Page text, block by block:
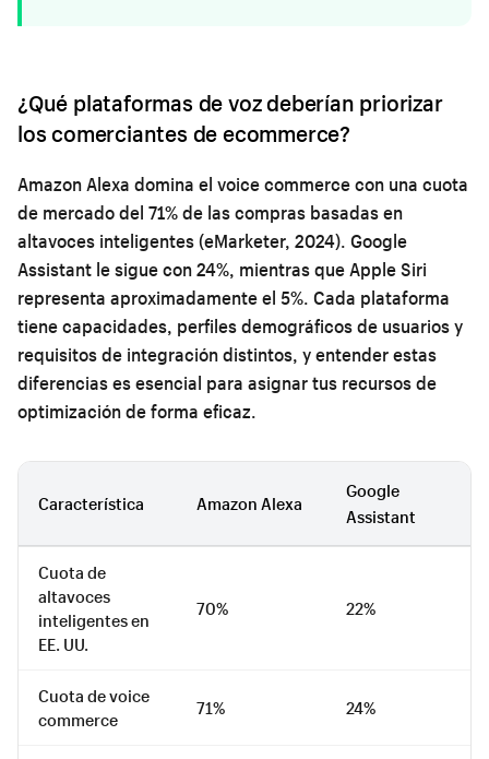
¿Qué plataformas de voz deberían priorizar
los comerciantes de ecommerce?
Amazon Alexa domina el voice commerce con una cuota
de mercado del 71% de las compras basadas en
altavoces inteligentes (eMarketer, 2024). Google
Assistant le sigue con 24%, mientras que Apple Siri
representa aproximadamente el 5%. Cada plataforma
tiene capacidades, perfiles demográficos de usuarios y
requisitos de integración distintos, y entender estas
diferencias es esencial para asignar tus recursos de
optimización de forma eficaz.
Característica Amazon Alexa
Google
Assistant
Cuota de
altavoces
inteligentes en
EE. UU.
70% 22%
Cuota de voice
commerce
71% 24%